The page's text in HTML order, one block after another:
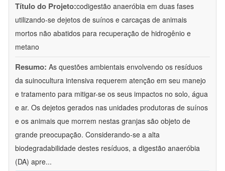
Título do Projeto:codigestão anaeróbia em duas fases
utilizando-se dejetos de suínos e carcaças de animais
mortos não abatidos para recuperação de hidrogênio e
metano
Resumo: As questões ambientais envolvendo os resíduos
da suinocultura intensiva requerem atenção em seu manejo
e tratamento para mitigar-se os seus impactos no solo, água
e ar. Os dejetos gerados nas unidades produtoras de suínos
e os animais que morrem nestas granjas são objeto de
grande preocupação. Considerando-se a alta
biodegradabilidade destes resíduos, a digestão anaeróbia
(DA) apre...